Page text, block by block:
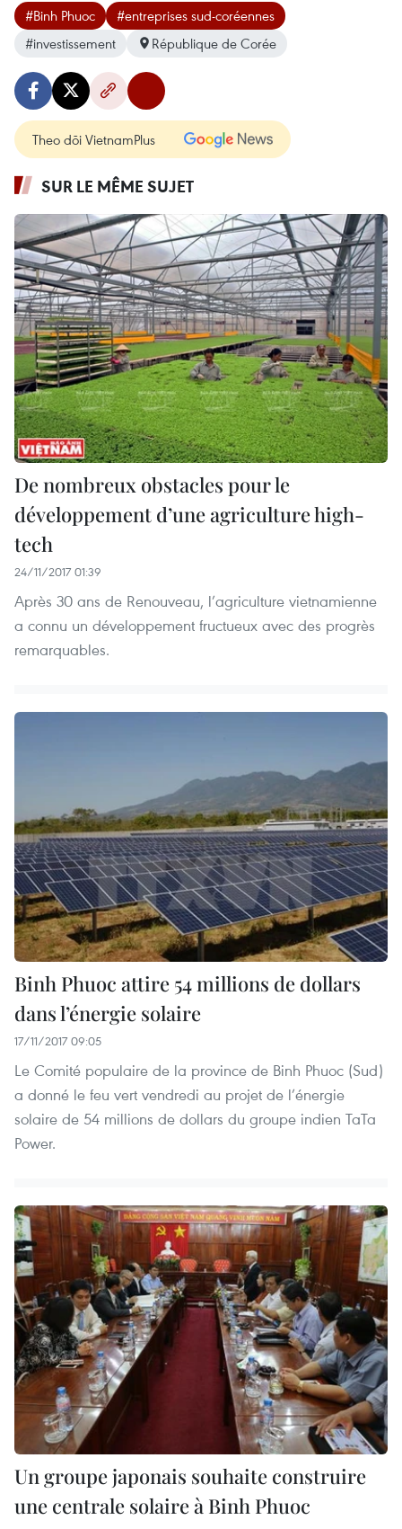
#Binh Phuoc
#entreprises sud-coréennes
#investissement
République de Corée
Theo dõi VietnamPlus
SUR LE MÊME SUJET
De nombreux obstacles pour le
développement d’une agriculture high-
tech
24/11/2017 01:39
Après 30 ans de Renouveau, l’agriculture vietnamienne
a connu un développement fructueux avec des progrès
remarquables.
Binh Phuoc attire 54 millions de dollars
dans l’énergie solaire
17/11/2017 09:05
Le Comité populaire de la province de Binh Phuoc (Sud)
a donné le feu vert vendredi au projet de l’énergie
solaire de 54 millions de dollars du groupe indien TaTa
Power.
Un groupe japonais souhaite construire
une ​centrale solaire à Binh Phuoc